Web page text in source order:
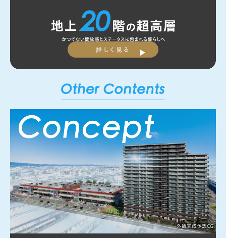
詳しく見る
外観完成予想CG